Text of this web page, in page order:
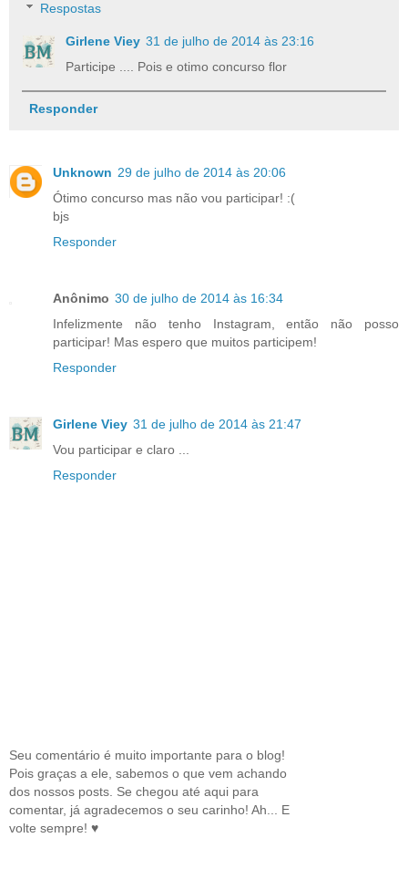
Respostas
Girlene Viey 31 de julho de 2014 às 23:16
Participe .... Pois e otimo concurso flor
Responder
Unknown 29 de julho de 2014 às 20:06
Ótimo concurso mas não vou participar! :(
bjs
Responder
Anônimo 30 de julho de 2014 às 16:34
Infelizmente não tenho Instagram, então não posso
participar! Mas espero que muitos participem!
Responder
Girlene Viey 31 de julho de 2014 às 21:47
Vou participar e claro ...
Responder
Seu comentário é muito importante para o blog!
Pois graças a ele, sabemos o que vem achando
dos nossos posts. Se chegou até aqui para
comentar, já agradecemos o seu carinho! Ah... E
volte sempre! ♥